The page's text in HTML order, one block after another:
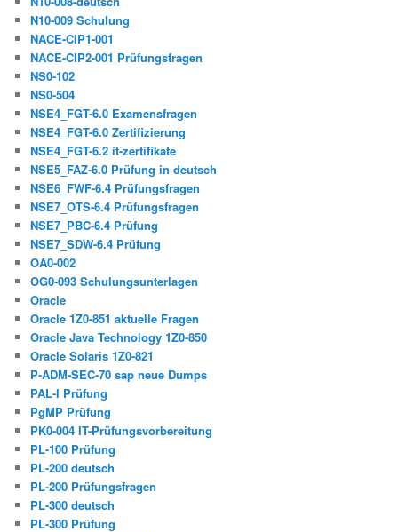
N10-009 Schulung
NACE-CIP1-001
NACE-CIP2-001 Prüfungsfragen
NS0-102
NS0-504
NSE4_FGT-6.0 Examensfragen
NSE4_FGT-6.0 Zertifizierung
NSE4_FGT-6.2 it-zertifikate
NSE5_FAZ-6.0 Prüfung in deutsch
NSE6_FWF-6.4 Prüfungsfragen
NSE7_OTS-6.4 Prüfungsfragen
NSE7_PBC-6.4 Prüfung
NSE7_SDW-6.4 Prüfung
OA0-002
OG0-093 Schulungsunterlagen
Oracle
Oracle 1Z0-851 aktuelle Fragen
Oracle Java Technology 1Z0-850
Oracle Solaris 1Z0-821
P-ADM-SEC-70 sap neue Dumps
PAL-I Prüfung
PgMP Prüfung
PK0-004 IT-Prüfungsvorbereitung
PL-100 Prüfung
PL-200 deutsch
PL-200 Prüfungsfragen
PL-300 deutsch
PL-300 Prüfung